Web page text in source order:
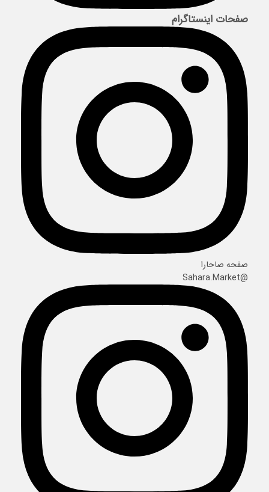
صفحات اینستاگرام
صفحه صاحارا
@Sahara.Market